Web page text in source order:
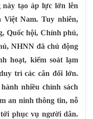
này tạo áp lực lớn lên
Việt Nam. Tuy nhiên,
Quốc hội, Chính phủ,
NHNN đã chủ động
hoạt, kiểm soát lạm
trì các cân đối lớn.
nhiều chính sách
an ninh thông tin, nỗ
phục vụ người dân.